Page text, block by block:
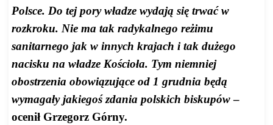
Polsce. Do tej pory władze wydają się trwać w
rozkroku. Nie ma tak radykalnego reżimu
sanitarnego jak w innych krajach i tak dużego
nacisku na władze Kościoła. Tym niemniej
obostrzenia obowiązujące od 1 grudnia będą
wymagały jakiegoś zdania polskich biskupów–
ocenił Grzegorz Górny.